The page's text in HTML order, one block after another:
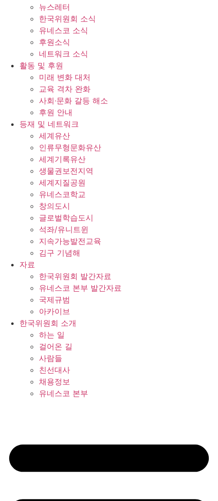
뉴스레터
한국위원회 소식
유네스코 소식
후원소식
네트워크 소식
활동 및 후원
미래 변화 대처
교육 격차 완화
사회∙문화 갈등 해소
후원 안내
등재 및 네트워크
세계유산
인류무형문화유산
세계기록유산
생물권보전지역
세계지질공원
유네스코학교
창의도시
글로벌학습도시
석좌/유니트윈
지속가능발전교육
김구 기념해
자료
한국위원회 발간자료
유네스코 본부 발간자료
국제규범
아카이브
한국위원회 소개
하는 일
걸어온 길
사람들
친선대사
채용정보
유네스코 본부